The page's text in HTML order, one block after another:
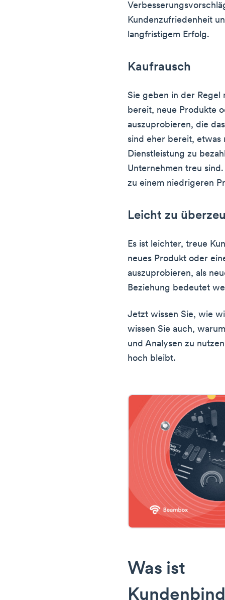
Kundenzufriedenheit
langfristigem Erfolg.
Kaufrausch
Sie geben in der Regel
bereit, neue Produkte
auszuprobieren, die
sind eher bereit, etwas
Dienstleistung zu
Unternehmen treu
zu einem niedrigeren
Leicht zu
Es ist leichter, treue
neues Produkt oder
auszuprobieren, als
Beziehung bedeutet
Jetzt wissen Sie, wie
wissen Sie auch,
und Analysen zu
hoch bleibt.
Was ist